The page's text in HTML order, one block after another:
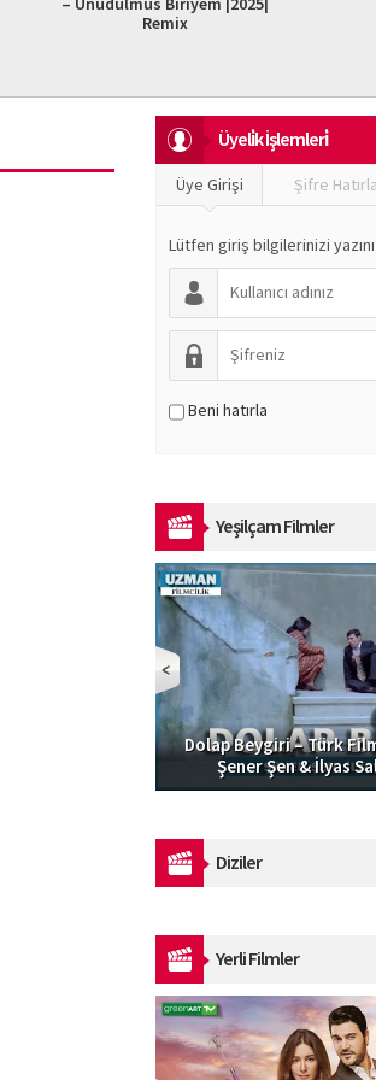
Remix
Üyeli̇k İşlemleri̇
Üye Girişi Şifre
Lütfen giriş bilgilerinizi
Beni hatırla
Yeşilçam Filmler
Dolap Beygiri – Türk
Şener Şen & İlyas
Diziler
Yerli Filmler